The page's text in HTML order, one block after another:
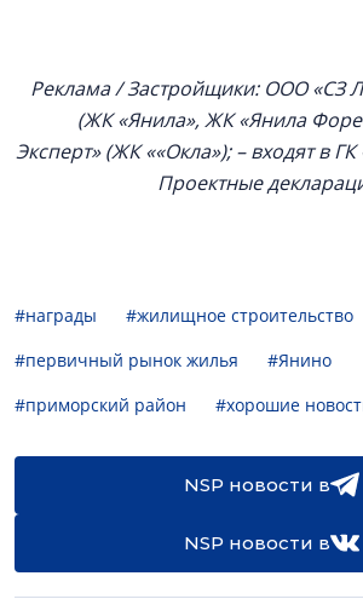
Реклама / Застройщики: ООО «СЗ
(ЖК «Янила», ЖК «Янила
Эксперт» (ЖК ««Окла»); – входят в ГК
Проектные
#награды
#жилищное строительство
#первичный рынок жилья
#Янино
#приморский район
#хорошие
NSP новости в
NSP новости в